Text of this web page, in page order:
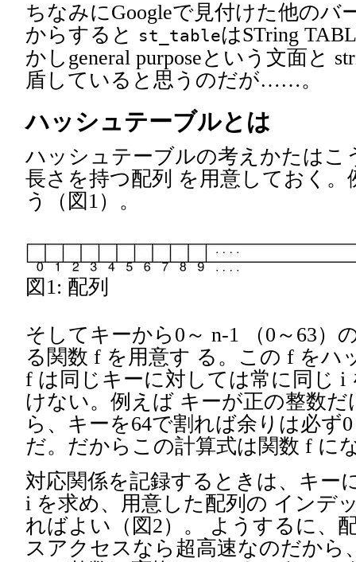
ちなみにGoogleで見付けた他のバ
からすると
st_tableはSTring
かしgeneral purposeという文面と
盾していると思うのだが……。
ハッシュテーブルとは
ハッシュテーブルの考えかたはこ
長さを持つ配列 を用意しておく。
う（図1）。
図1: 配列
そしてキーから0～ n-1 （0～63）
る関数 f を用意す る。この f をハ
f は同じキーに対しては常に同じ i
けない。例えば キーが正の整数
ら、キーを64で割れば余りは必ず
だ。だからこの計算式は関数 f に
対応関係を記録するときは、キー
i を求め、用意した配列の インデ
ればよい（図2）。 ようするに、
スアクセスなら超高速なのだから